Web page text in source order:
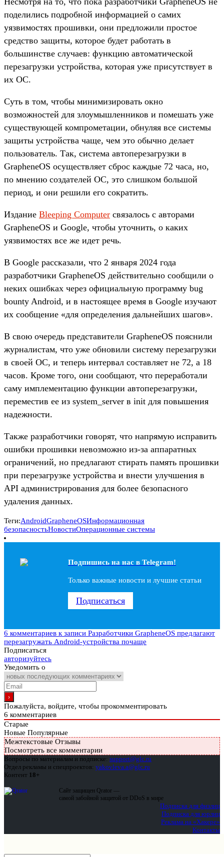
поделились подробной информацией о самих
уязвимостях прошивки, они предложили простое
средство защиты, которое будет работать в
большинстве случаев: функцию автоматической
перезагрузки устройства, которая уже присутствует в
их ОС.
Суть в том, чтобы минимизировать окно
возможностей для злоумышленников и помешать уже
существующей компрометации, обнуляя все системы
защиты устройства чаще, чем это обычно делает
пользователь. Так, система автоперезагрузки в
GrapheneOS осуществляет сброс каждые 72 часа, но,
по мнению создателей ОС, это слишком большой
период, и они решили его сократить.
Издание Bleeping Computer связалось с авторами
GrapheneOS и Google, чтобы уточнить, о каких
уязвимостях все же идет речь.
В Google рассказали, что 2 января 2024 года
разработчики GrapheneOS действительно сообщили о
неких ошибках через официальную программу bug
bounty Android, и в настоящее время в Google изучают
их сообщение «для определения дальнейших шагов».
В свою очередь представители GrapheneOS пояснили
журналистам, что уже обновили систему перезагрузки
в своей ОС, и теперь интервал составляет не 72, а 18
часов. Кроме того, они сообщают, что переработали
саму имплементацию функции автоперезагрузки,
переместив ее из system_server в init для повышения
надежности.
Также разработчики говорят, что напрямую исправить
ошибки прошивки невозможно из-за аппаратных
ограничений, но предлагают стирать память прошивки
при перезагрузке устройства и внести улучшения в
API администрирования для более безопасного
удаления данных.
Теги:AndroidGrapheneOSИнформационная
безопасностьНовостиОперационные системы
Подпишись на наc в Telegram!
Только важные новости и лучшие статьи
Подписаться
6 комментариев к записи Разработчики GrapheneOS предлагают
перезагружать Android-устройства почаще
Подписаться
авторизуйтесь
Уведомить о
Пожалуйста, войдите, чтобы прокомментировать
6 комментариев
Старые
Новые Популярные
Межтекстовые Отзывы
Посмотреть все комментарии
Вопросы по материалам и подписке: support@glc.ru
Отдел рекламы и спецпроектов: yakovleva.a@glc.ru
Контент 18+
Сайт защищен Qrator —
самой забойной защитой от DDoS в мире
Подписка для физлиц
Подписка для юрлиц
Реклама на «Хакере»
Контакты